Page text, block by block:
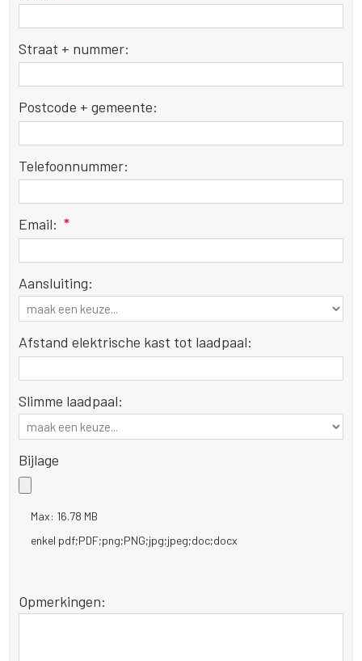
Straat + nummer:
Postcode + gemeente:
Telefoonnummer:
Email: *
Aansluiting:
Afstand elektrische kast tot laadpaal:
Slimme laadpaal:
Bijlage
Max: 16.78 MB
enkel pdf;PDF;png;PNG;jpg;jpeg;doc;docx
Opmerkingen: